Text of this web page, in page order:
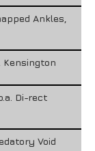
Ankles,
Kensington
Di-rect
Void